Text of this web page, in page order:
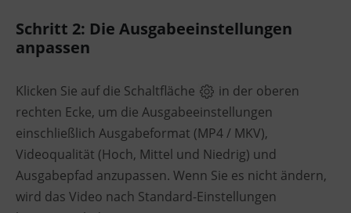
Schritt 2: Die Ausgabeeinstellungen
anpassen
Klicken Sie auf die Schaltfläche
in der oberen
rechten Ecke, um die Ausgabeeinstellungen
einschließlich Ausgabeformat (MP4 / MKV),
Videoqualität (Hoch, Mittel und Niedrig) und
Ausgabepfad anzupassen. Wenn Sie es nicht ändern,
wird das Video nach Standard-Einstellungen